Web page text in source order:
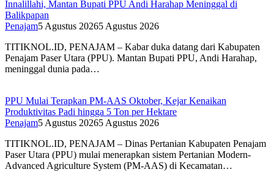
Innalillahi, Mantan Bupati PPU Andi Harahap Meninggal di
Balikpapan
Penajam5 Agustus 20265 Agustus 2026
TITIKNOL.ID, PENAJAM – Kabar duka datang dari Kabupaten
Penajam Paser Utara (PPU). Mantan Bupati PPU, Andi Harahap,
meninggal dunia pada…
PPU Mulai Terapkan PM-AAS Oktober, Kejar Kenaikan
Produktivitas Padi hingga 5 Ton per Hektare
Penajam5 Agustus 20265 Agustus 2026
TITIKNOL.ID, PENAJAM – Dinas Pertanian Kabupaten Penajam
Paser Utara (PPU) mulai menerapkan sistem Pertanian Modern-
Advanced Agriculture System (PM-AAS) di Kecamatan…